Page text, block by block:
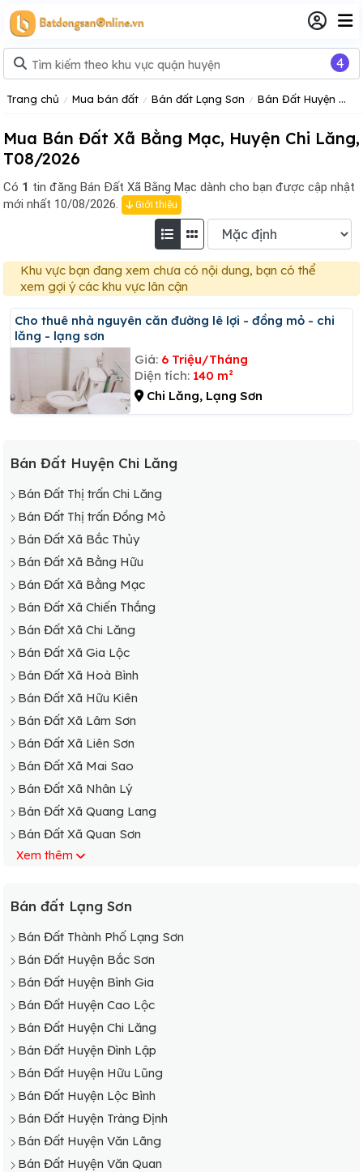
Trang chủ Mua bán đất Bán đất Lạng Sơn Bán Đất Huyện Chi Lăng
Mua Bán Đất Xã Bằng Mạc, Huyện Chi Lăng,
T08/2026
Có 1 tin đăng Bán Đất Xã Bằng Mạc dành cho bạn được cập nhật
mới nhất 10/08/2026.
Giới thiệu
Khu vực bạn đang xem chưa có nội dung, bạn có thể
xem gợi ý các khu vực lân cận
Cho thuê nhà nguyên căn đường lê lợi - đồng mỏ - chi
lăng - lạng sơn
Giá: 6 Triệu/Tháng
Diện tích: 140 m²
Chi Lăng, Lạng Sơn
Bán Đất Huyện Chi Lăng
Bán Đất Thị trấn Chi Lăng
Bán Đất Thị trấn Đồng Mỏ
Bán Đất Xã Bắc Thủy
Bán Đất Xã Bằng Hữu
Bán Đất Xã Bằng Mạc
Bán Đất Xã Chiến Thắng
Bán Đất Xã Chi Lăng
Bán Đất Xã Gia Lộc
Bán Đất Xã Hoà Bình
Bán Đất Xã Hữu Kiên
Bán Đất Xã Lâm Sơn
Bán Đất Xã Liên Sơn
Bán Đất Xã Mai Sao
Bán Đất Xã Nhân Lý
Bán Đất Xã Quang Lang
Bán Đất Xã Quan Sơn
Bán Đất Xã Thượng Cường
Bán Đất Xã Vạn Linh
Xem thêm
Bán đất Lạng Sơn
Bán Đất Thành Phố Lạng Sơn
Bán Đất Huyện Bắc Sơn
Bán Đất Huyện Bình Gia
Bán Đất Huyện Cao Lộc
Bán Đất Huyện Chi Lăng
Bán Đất Huyện Đình Lập
Bán Đất Huyện Hữu Lũng
Bán Đất Huyện Lộc Bình
Bán Đất Huyện Tràng Định
Bán Đất Huyện Văn Lãng
Bán Đất Huyện Văn Quan
4